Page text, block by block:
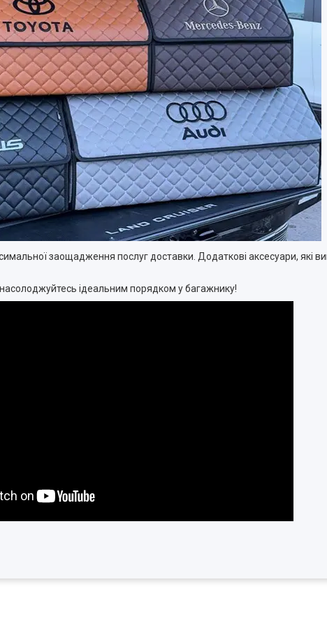
заощадження послуг доставки. Додаткові аксесуари, які
насолоджуйтесь ідеальним порядком у багажнику!